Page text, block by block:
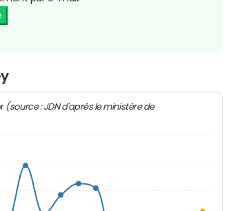
(source : JDN d'après le ministère de